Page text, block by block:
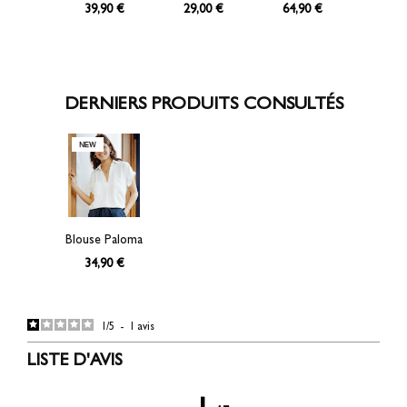
39,90 €
29,00 €
64,90 €
DERNIERS PRODUITS CONSULTÉS
Blouse Paloma
34,90 €
/5 - avis
LISTE D'AVIS